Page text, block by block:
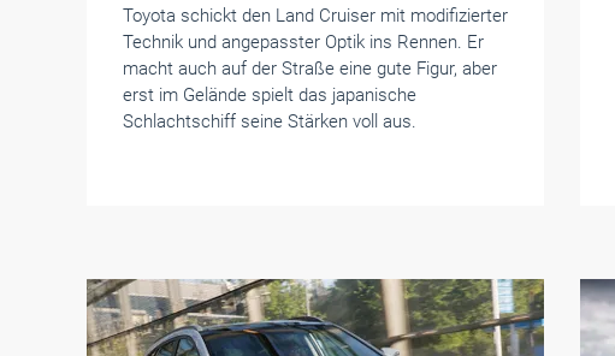
Toyota schickt den Land Cruiser mit modifizierter
Technik und angepasster Optik ins Rennen. Er
macht auch auf der Straße eine gute Figur, aber
erst im Gelände spielt das japanische
Schlachtschiff seine Stärken voll aus.